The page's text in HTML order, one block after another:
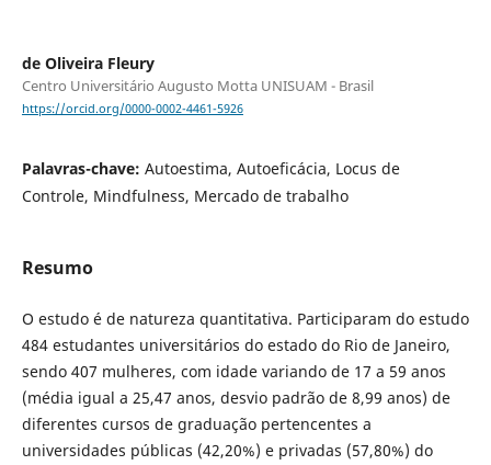
de Oliveira Fleury
Centro Universitário Augusto Motta UNISUAM - Brasil
https://orcid.org/0000-0002-4461-5926
Palavras-chave: Autoestima, Autoeficácia, Locus de
Controle, Mindfulness, Mercado de trabalho
Resumo
O estudo é de natureza quantitativa. Participaram do estudo
484 estudantes universitários do estado do Rio de Janeiro,
sendo 407 mulheres, com idade variando de 17 a 59 anos
(média igual a 25,47 anos, desvio padrão de 8,99 anos) de
diferentes cursos de graduação pertencentes a
universidades públicas (42,20%) e privadas (57,80%) do